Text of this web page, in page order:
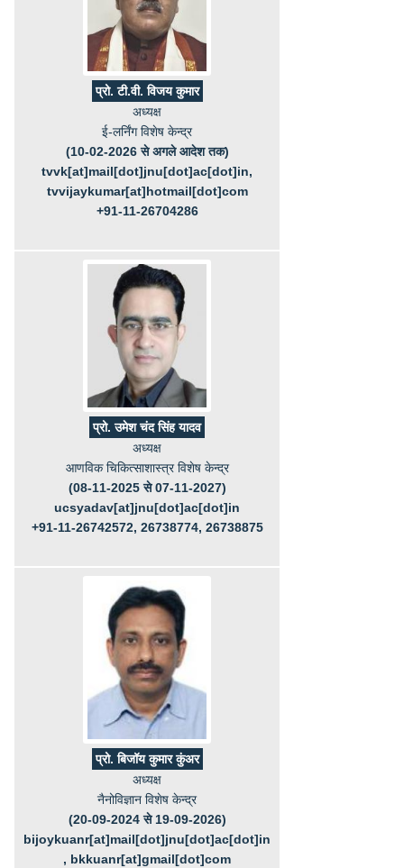
प्रो. टी.वी. विजय कुमार
अध्यक्ष
ई-लर्निंग विशेष केन्द्र
(10-02-2026 से अगले आदेश तक)
tvvk[at]mail[dot]jnu[dot]ac[dot]in,
tvvijaykumar[at]hotmail[dot]com
+91-11-26704286
प्रो. उमेश चंद सिंह यादव
अध्यक्ष
आणविक चिकित्साशास्त्र विशेष केन्द्र
(08-11-2025 से 07-11-2027)
ucsyadav[at]jnu[dot]ac[dot]in
+91-11-26742572, 26738774, 26738875
प्रो. बिजॉय कुमार कुंअर
अध्यक्ष
नैनोविज्ञान विशेष केन्द्र
(20-09-2024 से 19-09-2026)
bijoykuanr[at]mail[dot]jnu[dot]ac[dot]in
, bkkuanr[at]gmail[dot]com